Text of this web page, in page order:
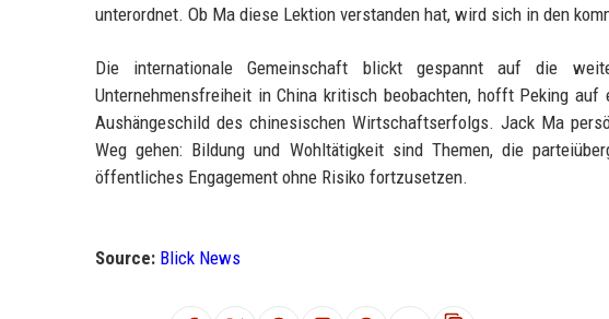
unterordnet. Ob Ma diese Lektion verstanden hat, wird sich in den
Die internationale Gemeinschaft blickt gespannt auf die
Unternehmensfreiheit in China kritisch beobachten, hofft Peking
Aushängeschild des chinesischen Wirtschaftserfolgs. Jack Ma
Weg gehen: Bildung und Wohltätigkeit sind Themen, die
öffentliches Engagement ohne Risiko fortzusetzen.
Source: Blick News